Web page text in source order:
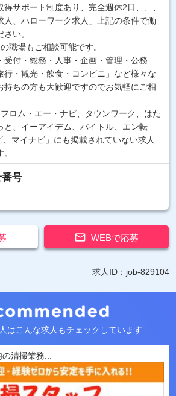
サポート制度あり、完全週休2日、、、
人、ハローワーク求人」上記の条件で働
い。
職場もご相談可能です。
受付・総務・人事・企画・管理・公務
行・観光・飲食・コンビニ」など様々な
持ちの方も大歓迎ですのでお気軽にご相
ロム・エー・ナビ、タウンワーク、はた
と、イーアイデム、バイトル、エン転
マイナビ」にも掲載されていない求人
号
 WEBで応募
求人ID：job-829104
はこんな求人もチェックしています
清掃業務...